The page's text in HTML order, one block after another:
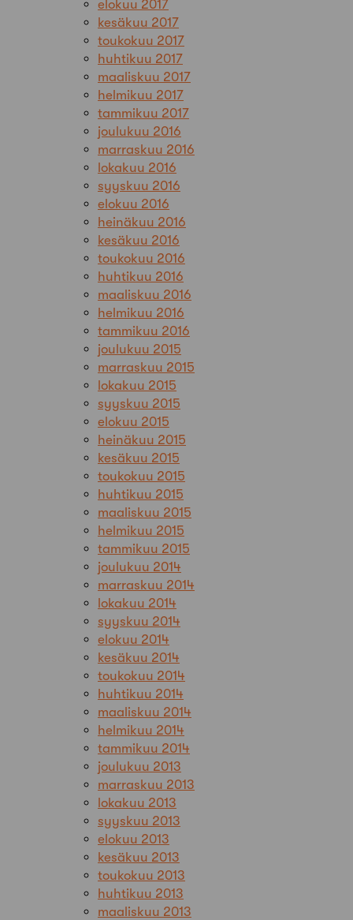
elokuu 2017
kesäkuu 2017
toukokuu 2017
huhtikuu 2017
maaliskuu 2017
helmikuu 2017
tammikuu 2017
joulukuu 2016
marraskuu 2016
lokakuu 2016
syyskuu 2016
elokuu 2016
heinäkuu 2016
kesäkuu 2016
toukokuu 2016
huhtikuu 2016
maaliskuu 2016
helmikuu 2016
tammikuu 2016
joulukuu 2015
marraskuu 2015
lokakuu 2015
syyskuu 2015
elokuu 2015
heinäkuu 2015
kesäkuu 2015
toukokuu 2015
huhtikuu 2015
maaliskuu 2015
helmikuu 2015
tammikuu 2015
joulukuu 2014
marraskuu 2014
lokakuu 2014
syyskuu 2014
elokuu 2014
kesäkuu 2014
toukokuu 2014
huhtikuu 2014
maaliskuu 2014
helmikuu 2014
tammikuu 2014
joulukuu 2013
marraskuu 2013
lokakuu 2013
syyskuu 2013
elokuu 2013
kesäkuu 2013
toukokuu 2013
huhtikuu 2013
maaliskuu 2013